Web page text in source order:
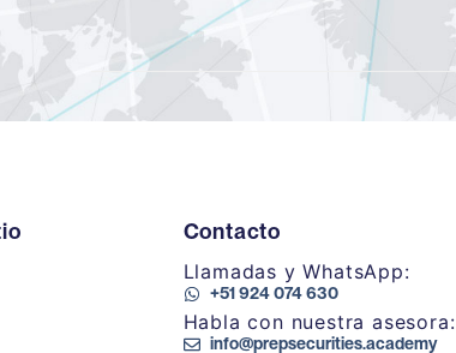
Contacto
Llamadas y WhatsApp:
+51 924 074 630
Habla con nuestra asesora:
info@prepsecurities.academy